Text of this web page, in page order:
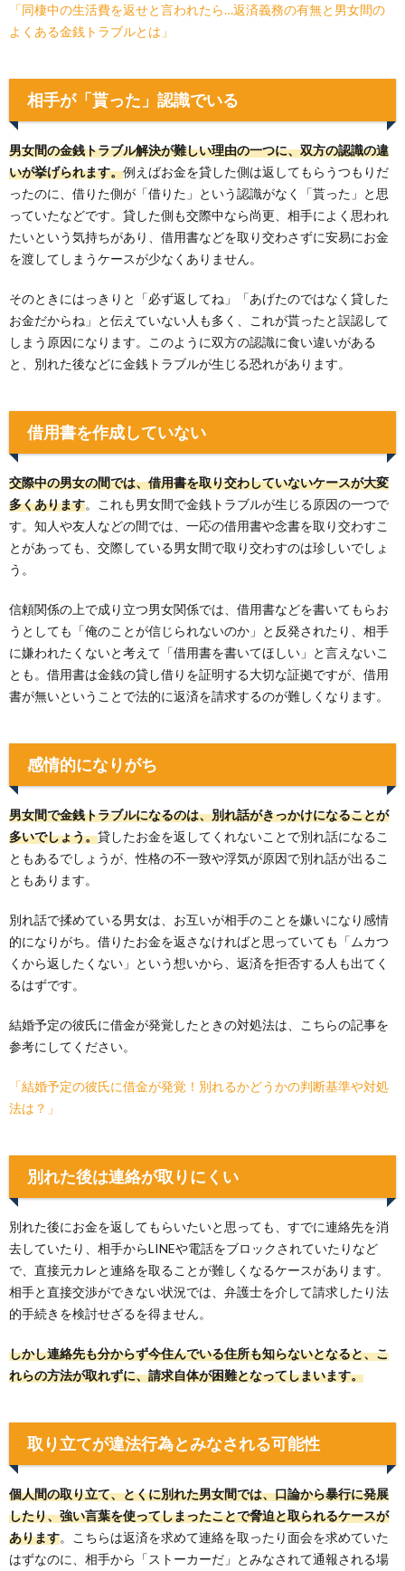
「同棲中の生活費を返せと言われたら…返済義務の有無と男女間の
よくある金銭トラブルとは」
相手が「貰った」認識でいる
男女間の金銭トラブル解決が難しい理由の一つに、双方の認識の違
いが挙げられます。例えばお金を貸した側は返してもらうつもりだ
ったのに、借りた側が「借りた」という認識がなく「貰った」と思
っていたなどです。貸した側も交際中なら尚更、相手によく思われ
たいという気持ちがあり、借用書などを取り交わさずに安易にお金
を渡してしまうケースが少なくありません。
そのときにはっきりと「必ず返してね」「あげたのではなく貸した
お金だからね」と伝えていない人も多く、これが貰ったと誤認して
しまう原因になります。このように双方の認識に食い違いがある
と、別れた後などに金銭トラブルが生じる恐れがあります。
借用書を作成していない
交際中の男女の間では、借用書を取り交わしていないケースが大変
多くあります。これも男女間で金銭トラブルが生じる原因の一つで
す。知人や友人などの間では、一応の借用書や念書を取り交わすこ
とがあっても、交際している男女間で取り交わすのは珍しいでしょ
う。
信頼関係の上で成り立つ男女関係では、借用書などを書いてもらお
うとしても「俺のことが信じられないのか」と反発されたり、相手
に嫌われたくないと考えて「借用書を書いてほしい」と言えないこ
とも。借用書は金銭の貸し借りを証明する大切な証拠ですが、借用
書が無いということで法的に返済を請求するのが難しくなります。
感情的になりがち
男女間で金銭トラブルになるのは、別れ話がきっかけになることが
多いでしょう。貸したお金を返してくれないことで別れ話になるこ
ともあるでしょうが、性格の不一致や浮気が原因で別れ話が出るこ
ともあります。
別れ話で揉めている男女は、お互いが相手のことを嫌いになり感情
的になりがち。借りたお金を返さなければと思っていても「ムカつ
くから返したくない」という想いから、返済を拒否する人も出てく
るはずです。
結婚予定の彼氏に借金が発覚したときの対処法は、こちらの記事を
参考にしてください。
「結婚予定の彼氏に借金が発覚！別れるかどうかの判断基準や対処
法は？」
別れた後は連絡が取りにくい
別れた後にお金を返してもらいたいと思っても、すでに連絡先を消
去していたり、相手からLINEや電話をブロックされていたりなど
で、直接元カレと連絡を取ることが難しくなるケースがあります。
相手と直接交渉ができない状況では、弁護士を介して請求したり法
的手続きを検討せざるを得ません。
しかし連絡先も分からず今住んでいる住所も知らないとなると、こ
れらの方法が取れずに、請求自体が困難となってしまいます。
取り立てが違法行為とみなされる可能性
個人間の取り立て、とくに別れた男女間では、口論から暴行に発展
したり、強い言葉を使ってしまったことで脅迫と取られるケースが
あります。こちらは返済を求めて連絡を取ったり面会を求めていた
はずなのに、相手から「ストーカーだ」とみなされて通報される場